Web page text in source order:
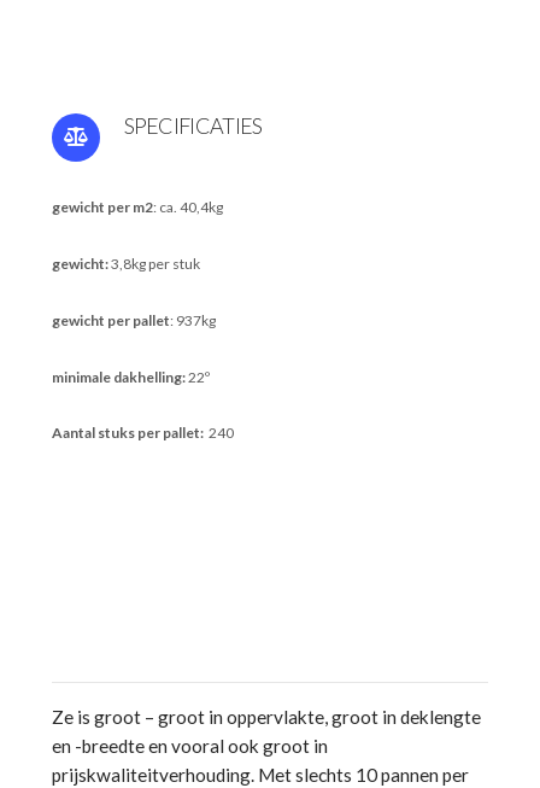
SPECIFICATIES
gewicht per m2: ca. 40,4kg
gewicht:3,8kg per stuk
gewicht per pallet: 937kg
minimale dakhelling:22º
Aantal stuks per pallet:240
Ze is groot – groot in oppervlakte, groot in deklengte
en -breedte en vooral ook groot in
prijskwaliteitverhouding. Met slechts 10 pannen per